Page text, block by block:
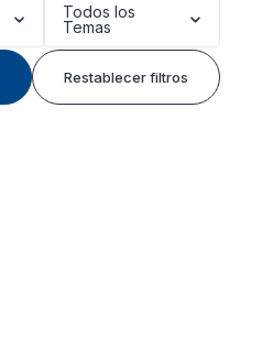
Todos los
Temas
Restablecer filtros